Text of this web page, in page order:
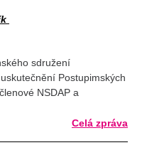
sdružení
Postupimských
NSDAP a
Celá zpráva